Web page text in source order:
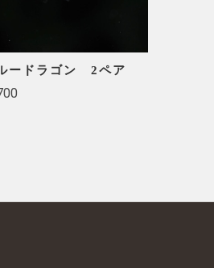
ードラゴン 2ペア